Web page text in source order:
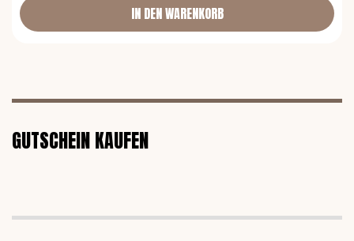
IN DEN WARENKORB
GUTSCHEIN KAUFEN